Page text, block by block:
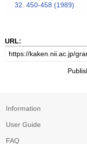
32. 450-458 (1989)
URL:
Information
User Guide
FAQ